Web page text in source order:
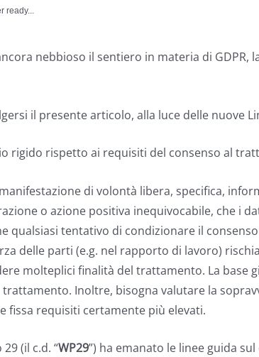
ready...
nebbioso il sentiero in materia di
il presente articolo, alla luce delle nuove
rigido rispetto ai requisiti del consenso al
di volontà libera, specifica,
o azione positiva inequivocabile, che i
qualsiasi tentativo di condizionare il
delle parti (e.g. nel rapporto di lavoro)
molteplici finalità del trattamento. La
Inoltre, bisogna valutare la
fissa requisiti certamente più elevati.
(il c.d. “WP29”) ha emanato le linee guida